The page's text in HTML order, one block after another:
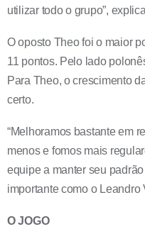
utilizar todo o grupo”,
O oposto Theo foi o maior
11 pontos. Pelo lado
Para Theo, o crescimento
certo.
“Melhoramos bastante em
menos e fomos mais
equipe a manter seu
importante como o Leandro
O JOGO